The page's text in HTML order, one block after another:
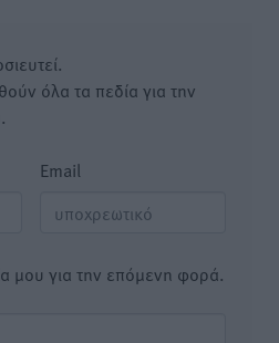
όλα τα πεδία για την
Email
μου για την επόμενη φορά.